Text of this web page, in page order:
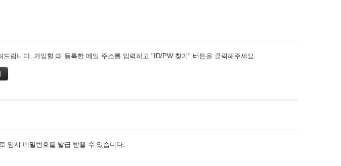
립니다. 가입할 때 등록한 메일 주소를 입력하고 "ID/PW 찾기" 버튼을 클릭해주세요.
임시 비밀번호를 발급 받을 수 있습니다.